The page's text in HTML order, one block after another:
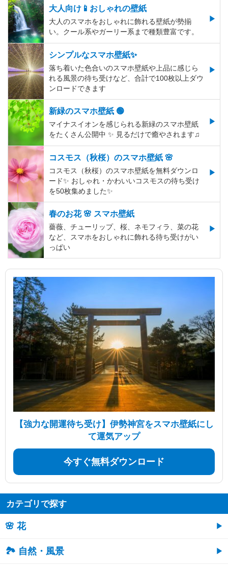
大人向け📱おしゃれの壁紙
大人のスマホをおしゃれに飾れる壁紙が勢揃
い。クール系やガーリー系まで種類豊富です。
シンプルなスマホ壁紙✨
落ち着いた色合いのスマホ壁紙や上品に感じら
れる風景の待ち受けなど、合計で100枚以上ダウ
ンロードできます
新緑のスマホ壁紙 🟢
マイナスイオンを感じられる新緑のスマホ壁紙
をたくさん公開中 ✨ 見るだけで癒やされます♫
コスモス（秋桜）のスマホ壁紙 🌸
コスモス（秋桜）のスマホ壁紙を無料ダウンロ
ード✨️ おしゃれ・かわいいコスモスの待ち受け
を50枚集めました✨️
春のお花 🌸 スマホ壁紙
薔薇、チューリップ、桜、ネモフィラ、菜の花
など、スマホをおしゃれに飾れる待ち受けがい
っぱい
【強力な開運待ち受け】伊勢神宮をスマホ壁紙にし
て運気アップ
今すぐ無料ダウンロード
カテゴリで探す
🌸 花
🏞️ 自然・風景